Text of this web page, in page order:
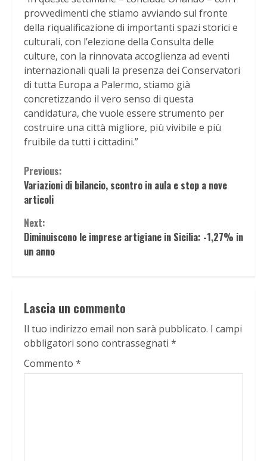
provvedimenti che stiamo avviando sul fronte
della riqualificazione di importanti spazi storici e
culturali, con l’elezione della Consulta delle
culture, con la rinnovata accoglienza ad eventi
internazionali quali la presenza dei Conservatori
di tutta Europa a Palermo, stiamo già
concretizzando il vero senso di questa
candidatura, che vuole essere strumento per
costruire una città migliore, più vivibile e più
fruibile da tutti i cittadini.”
Continue
Reading
Previous:
Variazioni di bilancio, scontro in aula e stop a nove
articoli
Next:
Diminuiscono le imprese artigiane in Sicilia: -1,27% in
un anno
Lascia un commento
Il tuo indirizzo email non sarà pubblicato. I campi
obbligatori sono contrassegnati *
Commento *